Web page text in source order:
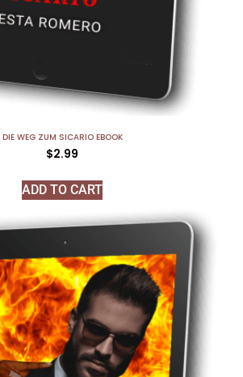
DIE WEG ZUM SICARIO EBOOK
$2.99
ADD TO CART